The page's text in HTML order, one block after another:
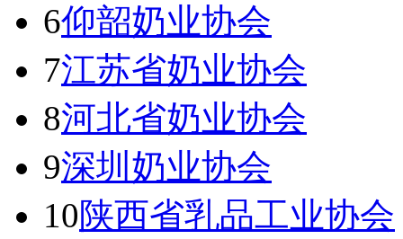
6仰韶奶业协会
7江苏省奶业协会
8河北省奶业协会
9深圳奶业协会
10陕西省乳品工业协会